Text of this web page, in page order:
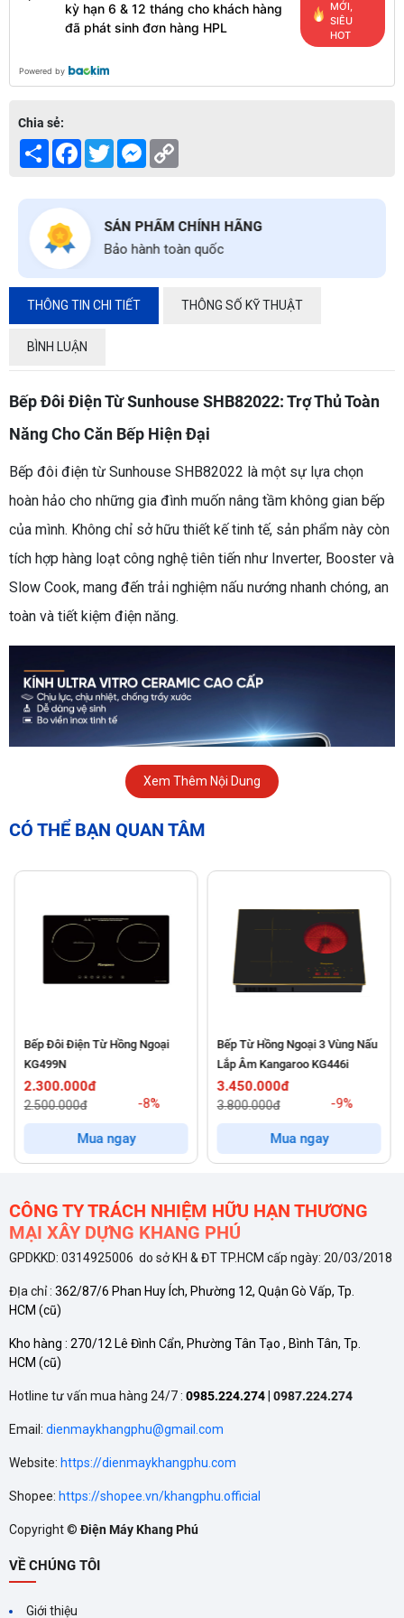
kỳ hạn 6 & 12 tháng cho khách hàng
đã phát sinh đơn hàng HPL
MỚI,
SIÊU
HOT
Powered by
Chia sẻ:
Share Facebook
TwitterMessenger
SẢN PHẨM CHÍNH HÃNG
Bảo hành toàn quốc
THÔNG TIN CHI TIẾT THÔNG SỐ KỸ THUẬT
BÌNH LUẬN
Bếp Đôi Điện Từ Sunhouse SHB82022: Trợ Thủ Toàn
Năng Cho Căn Bếp Hiện Đại
Bếp đôi điện từ Sunhouse SHB82022 là một sự lựa chọn
hoàn hảo cho những gia đình muốn nâng tầm không gian bếp
của mình. Không chỉ sở hữu thiết kế tinh tế, sản phẩm này còn
tích hợp hàng loạt công nghệ tiên tiến như Inverter, Booster và
Slow Cook, mang đến trải nghiệm nấu nướng nhanh chóng, an
toàn và tiết kiệm điện năng.
Thiết Kế Sang Trọng, Đẳng Cấp và Bền Bỉ
Bếp Sunhouse SHB82022 gây ấn tượng với
mặt kính Ultra
lực và chịu nhiệt cực tốt. Đặc biệt, khả năng chống sốc nhiệt
và dễ dàng lau chùi giúp bếp luôn sáng bóng như mới sau thời
gian dài sử dụng.
Điểm nhấn trong thiết kế còn phải kể đếnbo viền kim loại 4
còn bảo vệ mặt kính khỏi các va chạm không mong muốn,
đảm bảo độ bền cho sản phẩm.
Hiệu Suất Mạnh Mẽ, Tiết Kiệm Năng Lượng Tối Ưu
Bếp SHB82022 có
vùng nấu, đáp ứng linh hoạt mọi nhu cầu từ chiên, xào đến
rất hữu ích trong những lúc bận rộn.
Inverter giúp bếp hoạt động ổn định, êm ái, và quan trọng nhất
làtiết kiệm điện năng tối ưu
Xem Thêm Nội Dung
CÓ THỂ BẠN QUAN TÂM
Bếp Đôi Điện Từ Hồng Ngoại
KG499N
2.300.000đ
2.500.000đ -8%
Mua ngay
Bếp Từ Hồng Ngoại 3 Vùng Nấu
Lắp Âm Kangaroo KG446i
3.450.000đ
3.800.000đ -9%
Mua ngay
CÔNG TY TRÁCH NHIỆM HỮU HẠN THƯƠNG
MẠI XÂY DỰNG KHANG PHÚ
GPDKKD: 0314925006 do sở KH & ĐT TP.HCM cấp ngày: 20/03/2018
ĐỊa chỉ : 362/87/6 Phan Huy Ích, Phường 12, Quận Gò Vấp, Tp.
HCM (cũ)
Kho hàng : 270/12 Lê Đình Cẩn, Phường Tân Tạo , Bình Tân, Tp.
HCM (cũ)
Hotline tư vấn mua hàng 24/7 : 0985.224.274 0987.224.274
Email: dienmaykhangphu@gmail.com
Website: https://dienmaykhangphu.com
Shopee: https://shopee.vn/khangphu.official
Copyright ©Điện Máy Khang Phú
VỀ CHÚNG TÔI
Giới thiệu